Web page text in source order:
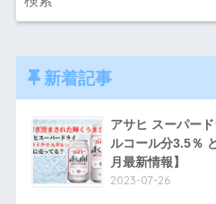
新着記事
アサヒ スーパー
ルコール分3.5％
月最新情報】
2023-07-26